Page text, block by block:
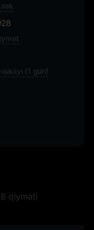
(1 gün)
qiyməti